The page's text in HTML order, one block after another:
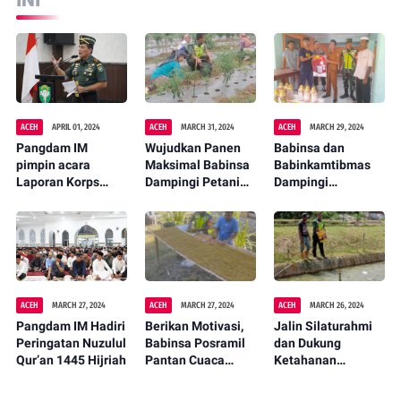
ACEH APRIL 01, 2024
Pangdam IM
pimpin acara
Laporan Korps
Pamen.
ACEH MARCH 31, 2024
Wujudkan Panen
Maksimal Babinsa
Dampingi Petani
Mangang
ACEH MARCH 29, 2024
Babinsa dan
Babinkamtibmas
Dampingi
Bantuan Program
Pemberdayaan
Masyarakat
ACEH MARCH 27, 2024
Pangdam IM Hadiri
Peringatan Nuzulul
Qur’an 1445 Hijriah
ACEH MARCH 27, 2024
Berikan Motivasi,
Babinsa Posramil
Pantan Cuaca
ACEH MARCH 26, 2024
Jalin Silaturahmi
dan Dukung
Ketahanan